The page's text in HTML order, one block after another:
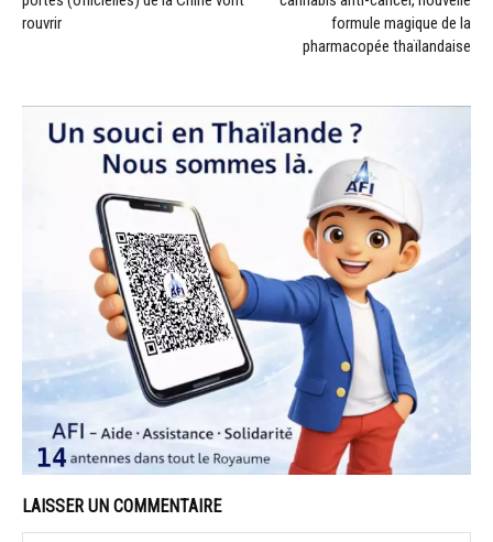
rouvrir
formule magique de la
pharmacopée thaïlandaise
LAISSER UN COMMENTAIRE